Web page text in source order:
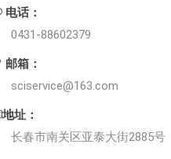
电话：
0431-88602379
邮箱：
sciservice@163.com
地址：
长春市南关区亚泰大街2885号